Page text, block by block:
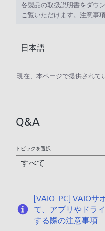
各製品の取扱説明書をダウ
ご覧いただけます。注意事
現在、本ページで提供されて
Q&A
トピックを選択
[VAIO_PC] VAIOサ
て、アプリやドラ
する際の注意事項